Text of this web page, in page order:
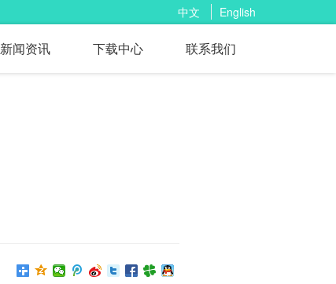
中文 English
新闻资讯 下载中心 联系我们